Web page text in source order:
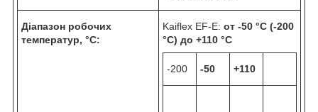
Діапазон робочих
температур, °C:
Kaiflex EF-E: от -50 °C (-200
°C) до +110 °C
-200 -50 +110